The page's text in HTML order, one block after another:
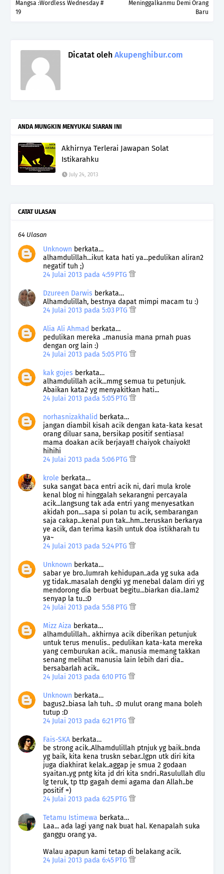
Meninggalkanmu Demi Orang
Baru
Mangsa :Wordless Wednesday #
19
Dicatat oleh Akupenghibur.com
ANDA MUNGKIN MENYUKAI SIARAN INI
Akhirnya Terlerai Jawapan Solat
Istikarahku
July 24, 2013
CATAT ULASAN
64 Ulasan
Unknown berkata…
alhamdulillah...ikut kata hati ya...pedulikan aliran2
negatif tuh ;)
24 Julai 2013 pada 4:59 PTG
Dzureen Darwis berkata…
Alhamdulillah, bestnya dapat mimpi macam tu :)
24 Julai 2013 pada 5:03 PTG
Alia Ali Ahmad berkata…
pedulikan mereka ..manusia mana prnah puas
dengan org lain :)
24 Julai 2013 pada 5:05 PTG
kak gojes berkata…
alhamdulillah acik...mmg semua tu petunjuk.
Abaikan kata2 yg menyakitkan hati...
24 Julai 2013 pada 5:05 PTG
norhasnizakhalid berkata…
jangan diambil kisah acik dengan kata-kata kesat
orang diluar sana, bersikap positif sentiasa!
mama doakan acik berjaya!!! chaiyok chaiyok!!
hihihi
24 Julai 2013 pada 5:06 PTG
krole berkata…
suka sangat baca entri acik ni, dari mula krole
kenal blog ni hinggalah sekarangni percayala
acik...langsung tak ada entri yang menyesatkan
akidah pon....sapa si polan tu acik, sembarangan
saja cakap...kenal pun tak...hm...teruskan berkarya
ye acik, dan terima kasih untuk doa istikharah tu
ya~
24 Julai 2013 pada 5:24 PTG
Unknown berkata…
sabar ye bro..lumrah kehidupan..ada yg suka ada
yg tidak..masalah dengki yg menebal dalam diri yg
mendorong dia berbuat begitu...biarkan dia..lam2
senyap la tu..:D
24 Julai 2013 pada 5:58 PTG
Mizz Aiza berkata…
alhamdulillah.. akhirnya acik diberikan petunjuk
untuk terus menulis.. pedulikan kata-kata mereka
yang cemburukan acik.. manusia memang takkan
senang melihat manusia lain lebih dari dia..
bersabarlah acik..
24 Julai 2013 pada 6:10 PTG
Unknown berkata…
bagus2..biasa lah tuh.. :D mulut orang mana boleh
tutup :D
24 Julai 2013 pada 6:21 PTG
Fais-SKA berkata…
be strong acik..Alhamdulillah ptnjuk yg baik..bnda
yg baik, kita kena truskn sebar..lgpn utk diri kita
juga diakhirat kelak..aggap je smua 2 godaan
syaitan..yg pntg kita jd dri kita sndri..Rasulullah dlu
lg teruk, tp ttp gagah demi agama dan Allah..be
positif =)
24 Julai 2013 pada 6:25 PTG
Tetamu Istimewa berkata…
Laa... ada lagi yang nak buat hal. Kenapalah suka
ganggu orang ya.
Walau apapun kami tetap di belakang acik.
24 Julai 2013 pada 6:45 PTG